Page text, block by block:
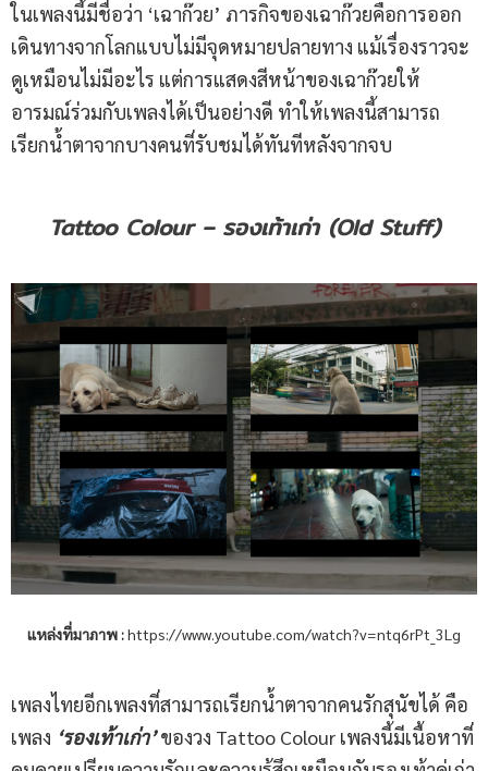
ในเพลงนี้มีชื่อว่า ‘เฉาก๊วย’ ภารกิจของเฉาก๊วยคือการออก
เดินทางจากโลกแบบไม่มีจุดหมายปลายทาง แม้เรื่องราวจะ
ดูเหมือนไม่มีอะไร แต่การแสดงสีหน้าของเฉาก๊วยให้
อารมณ์ร่วมกับเพลงได้เป็นอย่างดี ทำให้เพลงนี้สามารถ
เรียกน้ำตาจากบางคนที่รับชมได้ทันทีหลังจากจบ
Tattoo Colour – รองเท้าเก่า (Old Stuff)
แหล่งที่มาภาพ :https://www.youtube.com/watch?v=ntq6rPt_3Lg
เพลงไทยอีกเพลงที่สามารถเรียกน้ำตาจากคนรักสุนัขได้ คือ
เพลง ‘รองเท้าเก่า’ของวง Tattoo Colour เพลงนี้มีเนื้อหาที่